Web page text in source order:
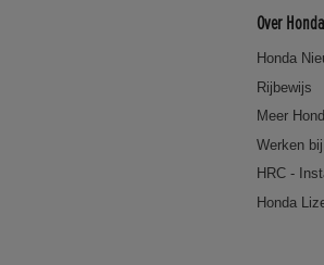
Over Honda
Honda
Rijbewijs
Meer
Werken
HRC -
Honda